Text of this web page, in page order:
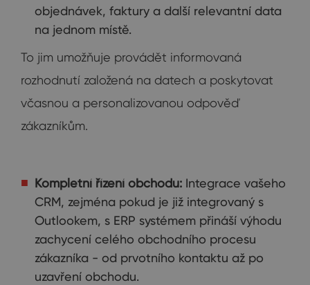
objednávek, faktury a další relevantní data
na jednom místě.
To jim umožňuje provádět informovaná
rozhodnutí založená na datech a poskytovat
včasnou a personalizovanou odpověď
zákazníkům.
Kompletní řízení obchodu: Integrace vašeho
CRM, zejména pokud je již integrovaný s
Outlookem, s ERP systémem přináší výhodu
zachycení celého obchodního procesu
zákazníka - od prvotního kontaktu až po
uzavření obchodu.